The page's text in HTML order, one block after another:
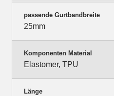
passende Gurtbandbreite
25mm
Komponenten Material
Elastomer, TPU
Länge